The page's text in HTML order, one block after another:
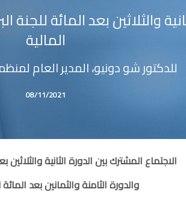
والثلاثين بعد المائة للجنة
المالية
للدكتور شو دونيو، المدير العام
08/11/2021
الاجتماع المشترك بين الدورة الثانية والثلاثين
والدورة الثامنة والثمانين بعد المائة